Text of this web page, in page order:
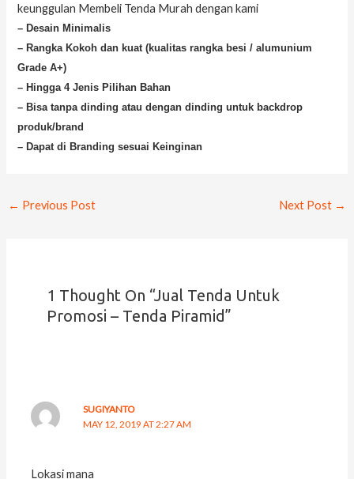
keunggulan Membeli Tenda Murah dengan kami
– Desain Minimalis
– Rangka Kokoh dan kuat (kualitas rangka besi / alumunium
Grade A+)
– Hingga 4 Jenis Pilihan Bahan
– Bisa tanpa dinding atau dengan dinding untuk backdrop
produk/brand
– Dapat di Branding sesuai Keinginan
← Previous Post Next Post →
1 Thought On “Jual Tenda Untuk
Promosi – Tenda Piramid”
SUGIYANTO
MAY 12, 2019 AT 2:27 AM
Lokasi mana